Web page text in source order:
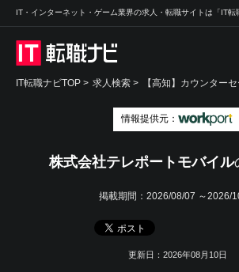
IT・インターネット・ゲーム業界の求人・転職サイトは「IT転
IT転職ナビTOP > 求人検索 > 【高知】カウンター
情報提供元：
株式会社テレポートモバイル
掲載期間： 2026/08/07 ～2026/
更新日：2026年08月10日